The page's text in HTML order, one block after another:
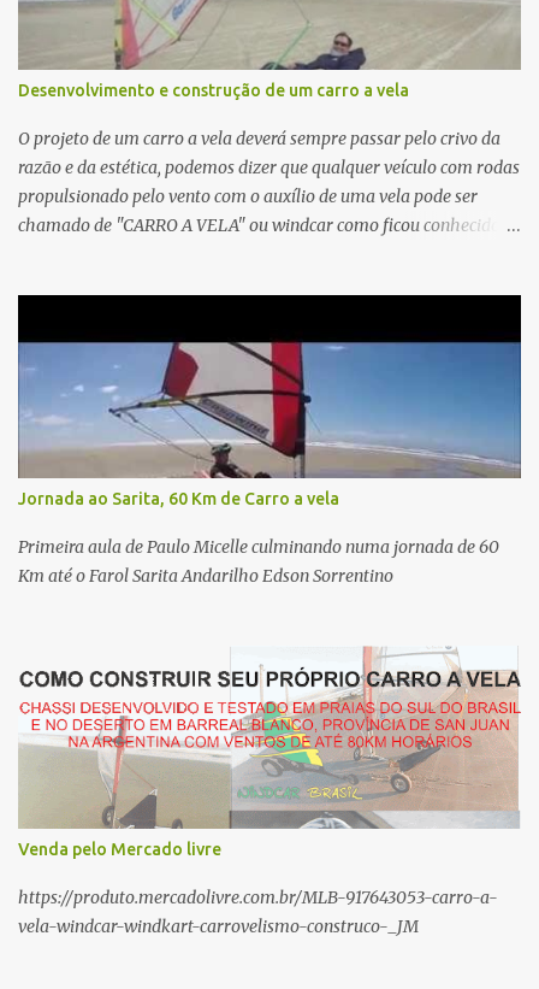
Desenvolvimento e construção de um carro a vela
O projeto de um carro a vela deverá sempre passar pelo crivo da
razão e da estética, podemos dizer que qualquer veículo com rodas
propulsionado pelo vento com o auxílio de uma vela pode ser
chamado de "CARRO A VELA" ou windcar como ficou conhecido
o menos é mais e que uma estrutura simples, resistente e dinâmica
é responsável pela construção de um carro satisfatório. Vamos
começar pelo chassi, se usarmos o chassi "Y" certamente
começaremos bem, podemos buscar ângulos iguais de 120° como
a estrela de três pontas da mercedes. Não podemos sub estimar o
grande esforço que a vela transmitirá ao chassi através do pé de
mastro, força de torção onde exige bom reforço e
dimensionamento do equipamento. A base do projeto dos nossos
carros é sempre a estrutura...
Jornada ao Sarita, 60 Km de Carro a vela
Primeira aula de Paulo Micelle culminando numa jornada de 60
Km até o Farol Sarita Andarilho Edson Sorrentino
Venda pelo Mercado livre
https://produto.mercadolivre.com.br/MLB-917643053-carro-a-
vela-windcar-windkart-carrovelismo-construco-_JM